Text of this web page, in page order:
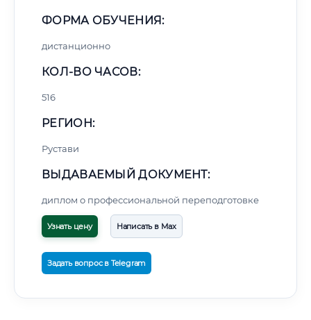
ФОРМА ОБУЧЕНИЯ:
дистанционно
КОЛ-ВО ЧАСОВ:
516
РЕГИОН:
Рустави
ВЫДАВАЕМЫЙ ДОКУМЕНТ:
диплом о профессиональной переподготовке
Узнать цену Написать в Max
Задать вопрос в Telegram